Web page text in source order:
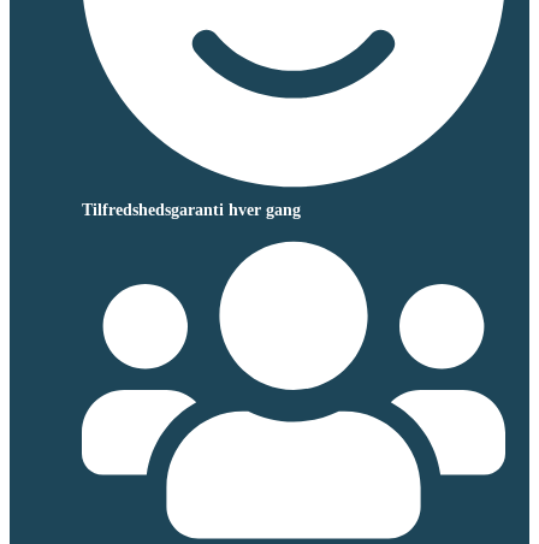
Tilfredshedsgaranti hver gang